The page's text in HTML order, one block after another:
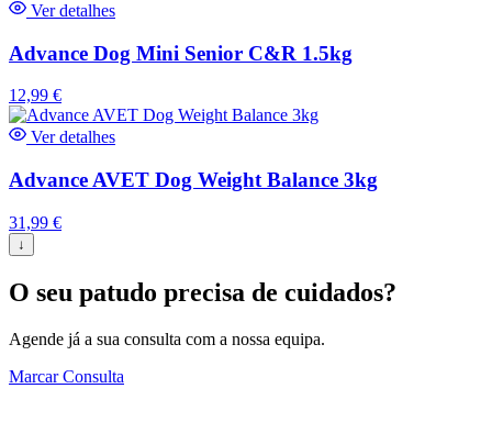
Ver detalhes
Advance Dog Mini Senior C&R 1.5kg
12,99 €
Ver detalhes
Advance AVET Dog Weight Balance 3kg
31,99 €
↓
O seu patudo precisa de cuidados?
Agende já a sua consulta com a nossa equipa.
Marcar Consulta